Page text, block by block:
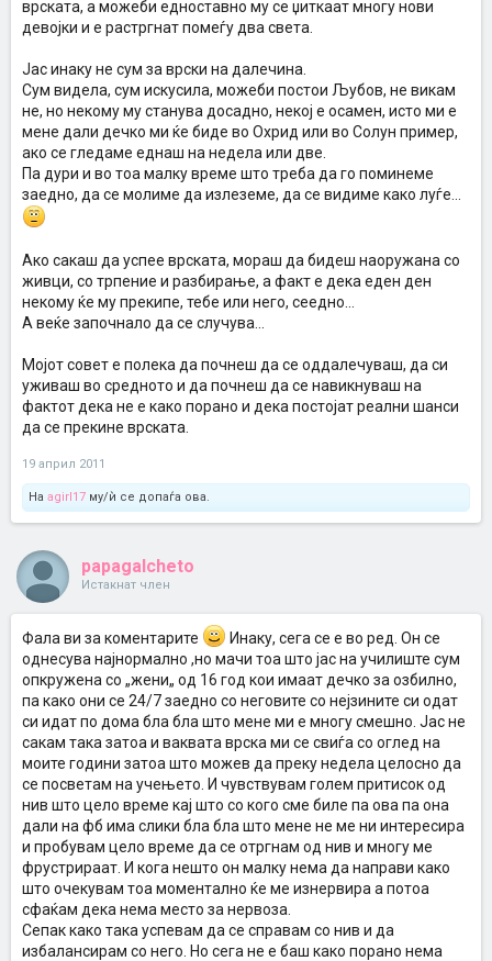
врската, а можеби едноставно му се џиткаат многу нови
девојки и е растргнат помеѓу два света.
Јас инаку не сум за врски на далечина.
Сум видела, сум искусила, можеби постои Љубов, не викам
не, но некому му станува досадно, некој е осамен, исто ми е
мене дали дечко ми ќе биде во Охрид или во Солун пример,
ако се гледаме еднаш на недела или две.
Па дури и во тоа малку време што треба да го поминеме
заедно, да се молиме да излеземе, да се видиме како луѓе...
Ако сакаш да успее врската, мораш да бидеш наоружана со
живци, со трпение и разбирање, а факт е дека еден ден
некому ќе му прекипе, тебе или него, сеедно...
А веќе започнало да се случува...
Мојот совет е полека да почнеш да се оддалечуваш, да си
уживаш во средното и да почнеш да се навикнуваш на
фактот дека не е како порано и дека постојат реални шанси
да се прекине врската.
19 април 2011
На agirl17 му/ѝ се допаѓа ова.
papagalcheto
Истакнат член
Фала ви за коментарите
Инаку, сега се е во ред. Он се
однесува најнормално ,но мачи тоа што јас на училиште сум
опкружена со „жени„ од 16 год кои имаат дечко за озбилно,
па како они се 24/7 заедно со неговите со нејзините си одат
си идат по дома бла бла што мене ми е многу смешно. Јас не
сакам така затоа и ваквата врска ми се свиѓа со оглед на
моите години затоа што можев да преку недела целосно да
се посветам на учењето. И чувствувам голем притисок од
нив што цело време кај што со кого сме биле па ова па она
дали на фб има слики бла бла што мене не ме ни интересира
и пробувам цело време да се отргнам од нив и многу ме
фрустрираат. И кога нешто он малку нема да направи како
што очекувам тоа моментално ќе ме изнервира а потоа
сфаќам дека нема место за нервоза.
Сепак како така успевам да се справам со нив и да
избалансирам со него. Но сега не е баш како порано нема